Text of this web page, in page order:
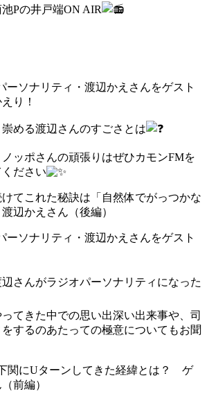
Pの井戸端ON AIR
ーソナリティ・渡辺かえさんをゲスト
り！
める渡辺さんのすごさとは
ッポさんの頑張りはぜひカモンFMを
ださい
けてこれた秘訣は「自然体でがっつかな
辺かえさん（後編）
ーソナリティ・渡辺かえさんをゲスト
さんがラジオパーソナリティになった
てきた中での思い出深い出来事や、司
するのあたっての極意についてもお聞
関にUターンしてきた経緯とは？ ゲ
前編）